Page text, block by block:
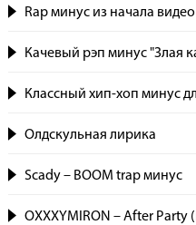
Rap минус из начала видео
Качевый рэп минус "Злая
Классный хип-хоп минус
Олдскульная лирика
Scady – BOOM trap минус
OXXXYMIRON – After